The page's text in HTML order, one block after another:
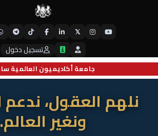
جامعة أكاديميون العالمية
𝕏
تسجيل دخول
جامعة أيبكسي العالمية
نلهم العقول، ندعم
ونغير العالم.